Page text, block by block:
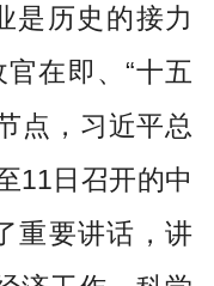
是历史的接力
在即、“十五
点，习近平总
11日召开的中
重要讲话，讲